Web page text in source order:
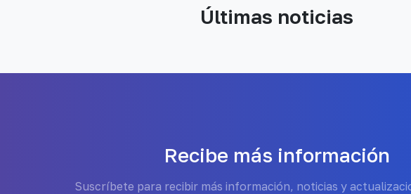
Últimas noticias
Recibe más información
Suscríbete para recibir más información, noticias y